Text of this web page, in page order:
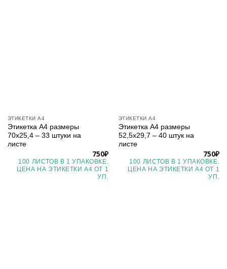
ЭТИКЕТКИ А4
Этикетка А4 размеры
70х25,4 – 33 штуки на
листе
750₽
100 ЛИСТОВ В 1 УПАКОВКЕ.
ЦЕНА НА ЭТИКЕТКИ А4 ОТ 1
УП.
ЭТИКЕТКИ А4
Этикетка А4 размеры
52,5х29,7 – 40 штук на
листе
750₽
100 ЛИСТОВ В 1 УПАКОВКЕ.
ЦЕНА НА ЭТИКЕТКИ А4 ОТ 1
УП.